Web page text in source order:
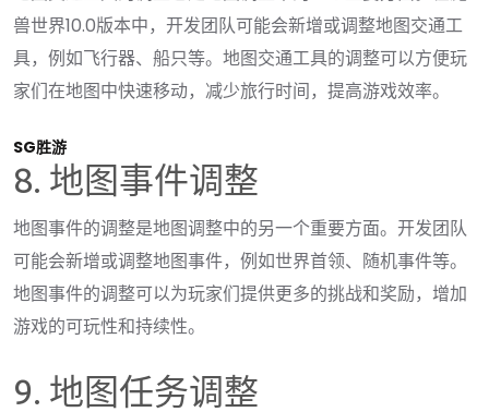
兽世界10.0版本中，开发团队可能会新增或调整地图交通工
具，例如飞行器、船只等。地图交通工具的调整可以方便玩
家们在地图中快速移动，减少旅行时间，提高游戏效率。
SG胜游
8. 地图事件调整
地图事件的调整是地图调整中的另一个重要方面。开发团队
可能会新增或调整地图事件，例如世界首领、随机事件等。
地图事件的调整可以为玩家们提供更多的挑战和奖励，增加
游戏的可玩性和持续性。
9. 地图任务调整